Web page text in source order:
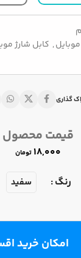
, کابل شارژ
گذاری
قیمت محصول
تومان
رنگ سفید
امکان خرید